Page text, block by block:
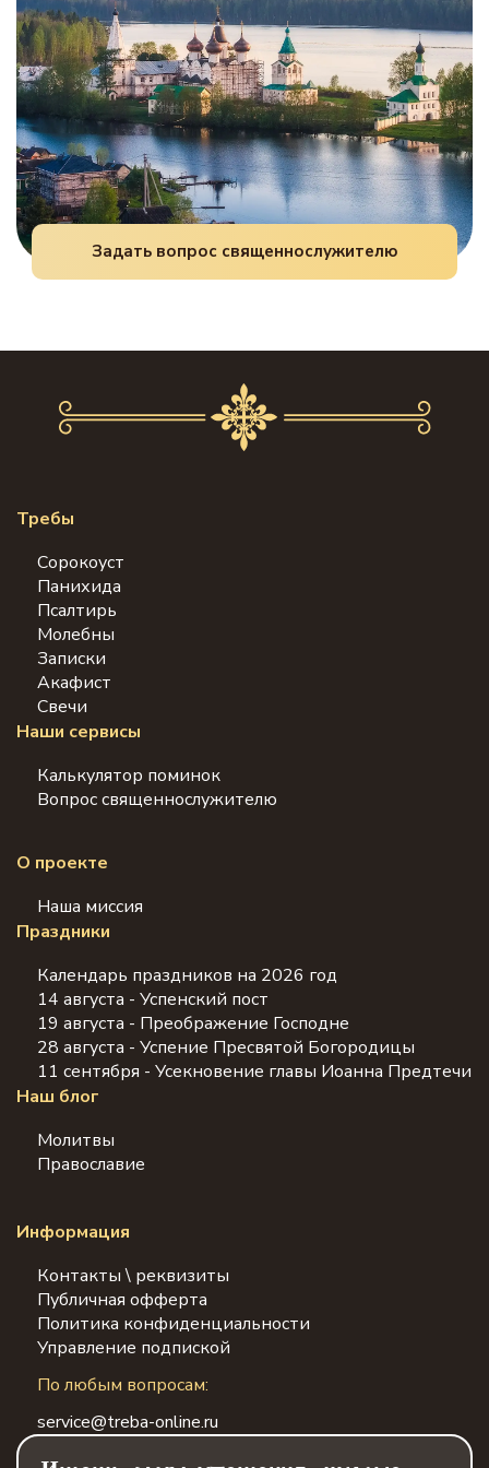
Задать вопрос священнослужителю
Требы
Сорокоуст
Панихида
Псалтирь
Молебны
Записки
Акафист
Свечи
Наши сервисы
Калькулятор поминок
Вопрос священнослужителю
О проекте
Наша миссия
Праздники
Календарь праздников на 2026 год
14 августа - Успенский пост
19 августа - Преображение Господне
28 августа - Успение Пресвятой Богородицы
11 сентября - Усекновение главы Иоанна Предтечи
Наш блог
Молитвы
Православие
Информация
Контакты \ реквизиты
Публичная офферта
Политика конфиденциальности
Управление подпиской
По любым вопросам:
service@treba-online.ru